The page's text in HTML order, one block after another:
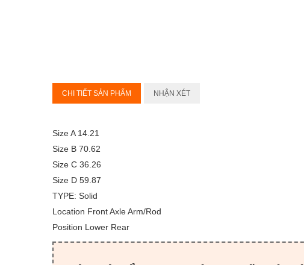
CHI TIẾT SẢN PHẨM NHẬN XÉT
Size A 14.21
Size B 70.62
Size C 36.26
Size D 59.87
TYPE: Solid
Location Front Axle Arm/Rod
Position Lower Rear